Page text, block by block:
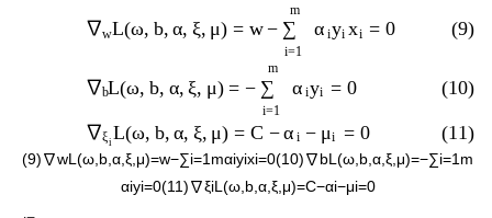
∇wL(ω, b, α, ξ, μ) = w− ∑
i=1
m
α iyi xi = 0
∇bL(ω, b, α, ξ, μ) = − ∑
i=1
m
α iyi = 0
∇ξi L(ω, b, α, ξ, μ) = C −α i − μi = 0
(9)
(10)
(11)
(9)∇wL(ω,b,α,ξ,μ)=w−∑i=1mαiyixi=0(10)∇bL(ω,b,α,ξ,μ)=−∑i=1m
αiyi=0(11)∇ξiL(ω,b,α,ξ,μ)=C−αi−μi=0